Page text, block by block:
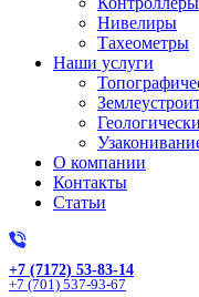
Нивелиры
Тахеометры
Наши услуги
О компании
Контакты
Статьи
+7 (7172) 53-83-14
+7 (701) 537-93-67